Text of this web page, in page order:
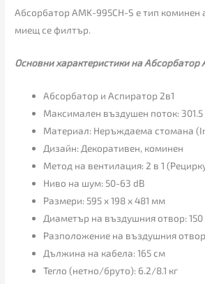
Абсорбатор AMK-995CH-S е тип коминен
миещ се филтър.
Основни характеристики на Абсорбатор
Абсорбатор и Аспиратор 2в1
Максимален въздушен поток:
Материал: Неръждаема стомана
Дизайн: Декоративен, коминен
Метод на вентилация: 2 в 1
Ниво на шум: 50-63 dB
Размери: 595 x 198 x 481 мм
Диаметър на въздушния отвор:
Разположение на въздушния
Дължина на кабела: 165 см
Тегло (нетно/бруто): 6.2/8.1 кг